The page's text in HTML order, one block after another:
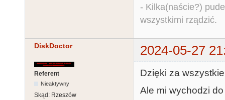
- Kilka(naście?)
wszystkimi rządzić.
DiskDoctor 2024-05-27
Referent
Nieaktywny
Skąd: Rzeszów
Dzięki za
Ale mi wychodzi